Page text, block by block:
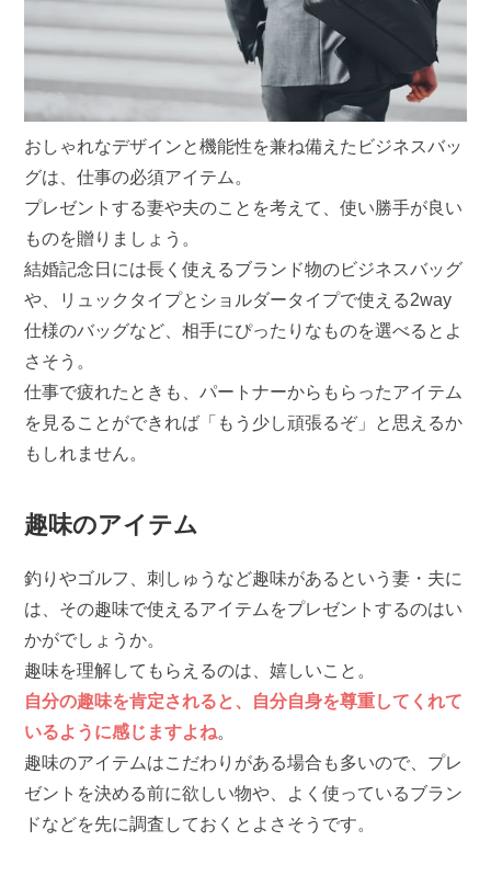
おしゃれなデザインと機能性を兼ね備えたビジネスバッ
グは、仕事の必須アイテム。
プレゼントする妻や夫のことを考えて、使い勝手が良い
ものを贈りましょう。
結婚記念日には長く使えるブランド物のビジネスバッグ
や、リュックタイプとショルダータイプで使える2way
仕様のバッグなど、相手にぴったりなものを選べるとよ
さそう。
仕事で疲れたときも、パートナーからもらったアイテム
を見ることができれば「もう少し頑張るぞ」と思えるか
もしれません。
趣味のアイテム
釣りやゴルフ、刺しゅうなど趣味があるという妻・夫に
は、その趣味で使えるアイテムをプレゼントするのはい
かがでしょうか。
趣味を理解してもらえるのは、嬉しいこと。
自分の趣味を肯定されると、自分自身を尊重してくれて
いるように感じますよね。
趣味のアイテムはこだわりがある場合も多いので、プレ
ゼントを決める前に欲しい物や、よく使っているブラン
ドなどを先に調査しておくとよさそうです。